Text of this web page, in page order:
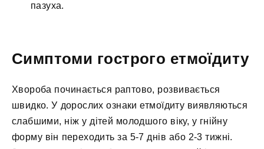
пазуха.
Симптоми гострого етмоїдиту
Хвороба починається раптово, розвивається
швидко. У дорослих ознаки етмоїдиту виявляються
слабшими, ніж у дітей молодшого віку, у гнійну
форму він переходить за 5-7 днів або 2-3 тижні.